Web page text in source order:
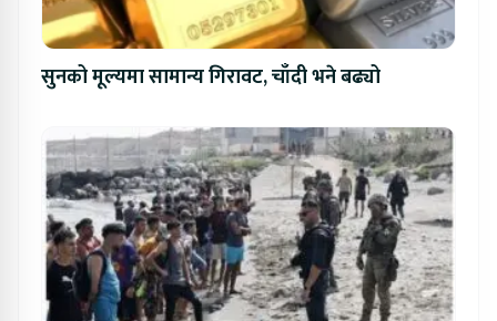
सुनको मूल्यमा सामान्य गिरावट, चाँदी भने बढ्यो